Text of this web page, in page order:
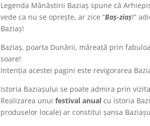
Legenda Mânăstirii Baziaș spune că
vede ca nu se oprește, ar zice ”Baș-ziaș!”
Baziaș!
Baziaș, poarta Dunării, măreață prin
soare!
Intenția acestei pagini este revigorarea
Istoria Baziașului se poate admira prin
Realizarea unuifestival anual cu istoria
produselor locale) ar constitui șansa